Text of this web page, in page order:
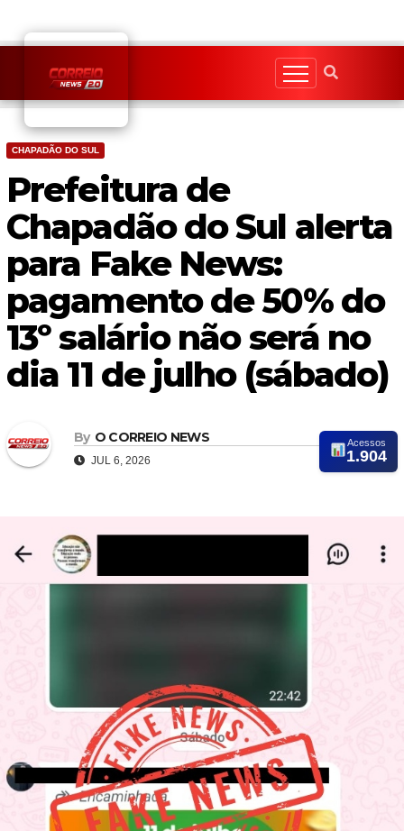
content
CHAPADÃO DO SUL
Prefeitura de
Chapadão do Sul alerta
para Fake News:
pagamento de 50% do
13º salário não será no
dia 11 de julho (sábado)
By O CORREIO NEWS
JUL 6, 2026
Acessos
1.904